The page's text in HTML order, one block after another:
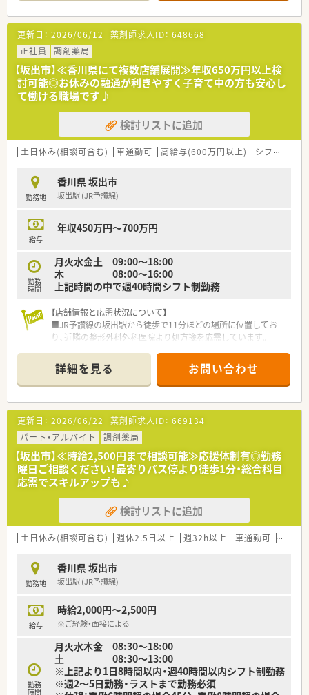
■患者様のために、一歩でも患者様の気持ちに近づき、
満足度の向上のためにも出来る事はやっていく、
という気持ちで、患者様に真摯に向き合っています。
■各種手当（通勤、資格、休日、家族）も充実しています。
■財形貯蓄もございます。
■お車通勤も可能で、無料駐車場もございます。
■現在40代男性の一人薬剤師の為、業務負担分散の為増員募集。
現薬局長は柔らかい雰囲気の方です。
■患者様の視点に立った服薬指導を心掛けています。
■患者様により近い距離で接したい方
■仕事とプライベートのメリハリを付けたい方
等々…
少しでも気になった方はお問い合わせくださいませ
更新日： 2026/06/12 薬剤師求人ID： 648668
正社員
調剤薬局
【坂出市】≪香川県にて複数店舗展開≫年収650万円以上検
討可能◎お休みの融通が利きやすく子育て中の方も安心し
て働ける職場です♪
検討リストに追加
土日休み(相談可含む) 車通勤可 高給与(600万円以上) シフト制
勤務地
香川県 坂出市
坂出駅 (JR予讃線)
給与
年収450万円～700万円
勤務
時間
月火水金土 09:00～18:00
木 08:00～16:00
上記時間の中で週40時間シフト制勤務
【店舗情報と応需状況について】
■JR予讃線の坂出駅から徒歩で11分ほどの場所に位置してお
り、近隣の整形外科外科医院より処方箋を応需しています。
平均50枚ほどの処方箋を薬剤師2名体制で受けています。
■地域の病院とも連携しながら、お薬の飲み合わせや服用のしや
すさについて、患者様一人ひとりの悩みに寄り添っています。
【求人情報について】
■正社員として年収450万円から700万円の間での提示を予定し
ており、一般薬剤師でも高年収を狙うことが可能です。
■薬剤師手当50,000円の支給や通勤手当など諸手当が充実して
おり、年俸制のため毎月の給与が安定しているのが特徴です。
■50代までの方も幅広く相談を受け付けており、年齢に関わら
ずこれまでの経験を正当に評価して給与に反映させています。
【想定される業務内容】
■整形外科や皮膚科をメインとした調剤、監査、服薬指導を通じ
て、地域住民の皆様の健康を支える役割を担っていただきます。
ら、正確かつスピーディーな調剤業務を日々実践してください。
■LINE WORKSを導入した社内コミュニケーションを行い、店
舗スタッフや他店舗のメンバーと円滑に連携を図ります。
【こんな方が活躍中】
■若手からベテランまで幅広い世代の薬剤師が在籍しており、互
■仕事に対して誠実で、マニュアルに縛られず患者様の状況に合
わせた親身な対応ができる方が現場の核として活躍中です。
■ワークライフバランスを重視しながらも、専門性を高めるため
に自主的に学習を続ける勉強熱心な薬剤師が多数在籍します。
詳細を見る お問い合わせ
更新日： 2026/06/22 薬剤師求人ID： 669134
パート・アルバイト
調剤薬局
【坂出市】≪時給2,500円まで相談可能≫応援体制有◎勤務
曜日ご相談ください！最寄りバス停より徒歩1分・総合科目
応需でスキルアップも♪
検討リストに追加
土日休み(相談可含む) 週休2.5日以上 週32h以上 車通勤可 高時
勤務地
香川県 坂出市
坂出駅 (JR予讃線)
給与
時給2,000円～2,500円
※ご経験・面接による
勤務
時間
月火水木金 08:30～18:00
土 08:30～13:00
※上記より1日8時間以内・週40時間以内シフト制勤務
※週2～5日勤務・ラストまで勤務必須